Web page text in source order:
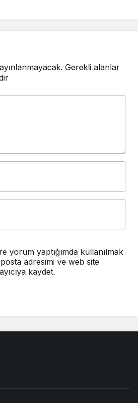
Gerekli alanlar
yorum yaptığımda kullanılmak
posta adresimi ve web site
kaydet.